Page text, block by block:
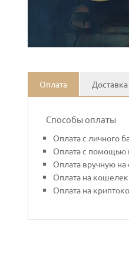
Оплата Доставка
Способы оплаты
Оплата с личного
Оплата с помощью
Оплата вручную на
Оплата на кошелек
Оплата на